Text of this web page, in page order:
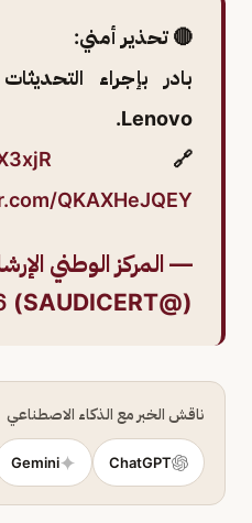
🔴 تحذير أمني:
بادر بإجراء
Lenovo.
🔗
QKAXHeJQEY
— المركز الوطني
(@SAUDICERT)
ناقش الخبر مع الذكاء الاصطناعي
ChatGPT
Gemini